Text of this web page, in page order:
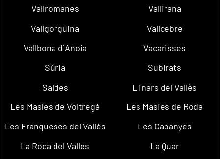
Vallromanes
Vallirana
Vallgorguina
Vallcebre
Vallbona d´Anoia
Vacarisses
Súria
Subirats
Saldes
Llinars del Vallès
Les Masíes de Voltregà
Les Masies de Roda
Les Franqueses del Vallès
Les Cabanyes
La Roca del Vallès
La Quar